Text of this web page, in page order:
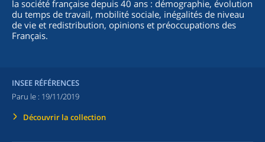
la société française depuis 40 ans : démographie, évolution
du temps de travail, mobilité sociale, inégalités de niveau
de vie et redistribution, opinions et préoccupations des
Français.
INSEE RÉFÉRENCES
Paru le : 19/11/2019
Découvrir la collection